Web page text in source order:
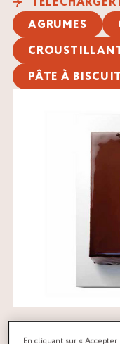
AGRUMES
PÂTE À BISCUIT
En cliquant sur « Accepter